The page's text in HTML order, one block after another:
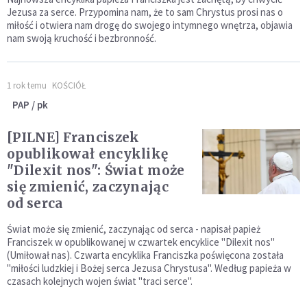
Jezusa za serce. Przypomina nam, że to sam Chrystus prosi nas o
miłość i otwiera nam drogę do swojego intymnego wnętrza, objawia
nam swoją kruchość i bezbronność.
1 rok temu KOŚCIÓŁ
PAP / pk
[PILNE] Franciszek
opublikował encyklikę
"Dilexit nos": Świat może
się zmienić, zaczynając
od serca
Świat może się zmienić, zaczynając od serca - napisał papież
Franciszek w opublikowanej w czwartek encyklice "Dilexit nos"
(Umiłował nas). Czwarta encyklika Franciszka poświęcona została
"miłości ludzkiej i Bożej serca Jezusa Chrystusa". Według papieża w
czasach kolejnych wojen świat "traci serce".